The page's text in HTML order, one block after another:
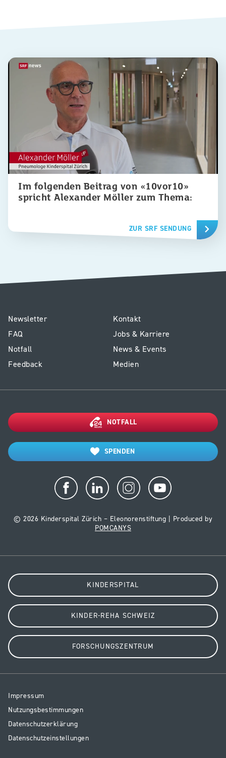
Im folgenden Beitrag von «10vor10»
spricht Alexander Möller zum Thema:
ZUR SRF SENDUNG
E1
-
Footer
Kinderspital
Newsletter
FAQ
Notfall
Feedback
Service
Kinderspital
Kontakt
Jobs & Karriere
News & Events
Medien
NOTFALL
SPENDEN
© 2026 Kinderspital Zürich – Eleonorenstiftung | Produced by
POMCANYS
KINDERSPITAL
KINDER-REHA SCHWEIZ
FORSCHUNGSZENTRUM
Resp
Legal
Impressum
Nutzungsbestimmungen
Datenschutzerklärung
Datenschutzeinstellungen